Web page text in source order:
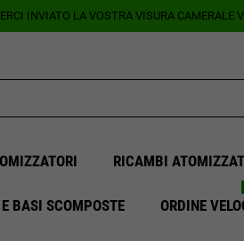
INVIATO LA VOSTRA VISURA
RICAMBI
BASI SCOMPOSTE ORDINE